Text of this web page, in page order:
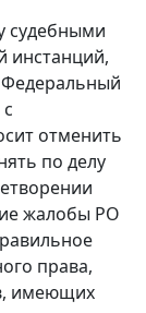
судебными
инстанций,
отменить
по делу
жалобы РО
права,
имеющих